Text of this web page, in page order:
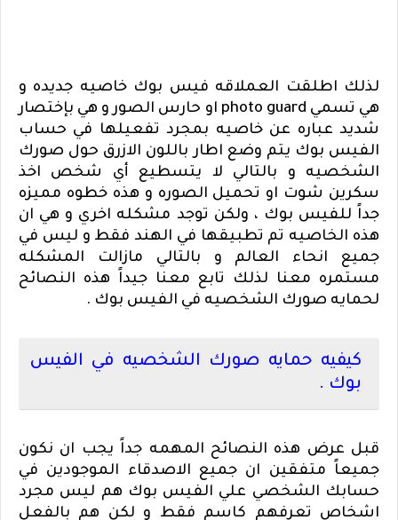
لذلك اطلقت العملاقه فيس بوك خاصيه جديده و
هي تسمي photo guard او حارس الصور و هي بإختصار
شديد عباره عن خاصيه بمجرد تفعيلها في حساب
الفيس بوك يتم وضع اطار باللون الازرق حول صورك
الشخصيه و بالتالي لا يتسطيع أي شخص اخذ
سكرين شوت او تحميل الصوره و هذه خطوه مميزه
جداً للفيس بوك ، ولكن توجد مشكله اخري و هي ان
هذه الخاصيه تم تطبيقها في الهند فقط و ليس في
جميع انحاء العالم و بالتالي مازالت المشكله
مستمره معنا لذلك تابع معنا جيداً هذه النصائح
لحمايه صورك الشخصيه في الفيس بوك .
كيفيه حمايه صورك الشخصيه في الفيس
بوك .
قبل عرض هذه النصائح المهمه جداً يجب ان نكون
جميعاً متفقين ان جميع الاصدقاء الموجودين في
حسابك الشخصي علي الفيس بوك هم ليس مجرد
اشخاص تعرفهم كاسم فقط و لكن هم بالفعل